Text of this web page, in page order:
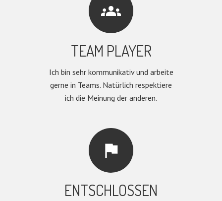
groups
TEAM PLAYER
Ich bin sehr kommunikativ und arbeite
gerne in Teams. Natürlich respektiere
ich die Meinung der anderen.
flag
ENTSCHLOSSEN